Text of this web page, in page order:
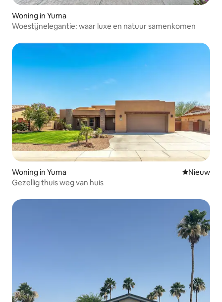
Woning in Yuma
Woestijnelegantie: waar luxe en natuur samenkomen
Woning in Yuma Nieuwe
Nieuw
Gezellig thuis weg van huis